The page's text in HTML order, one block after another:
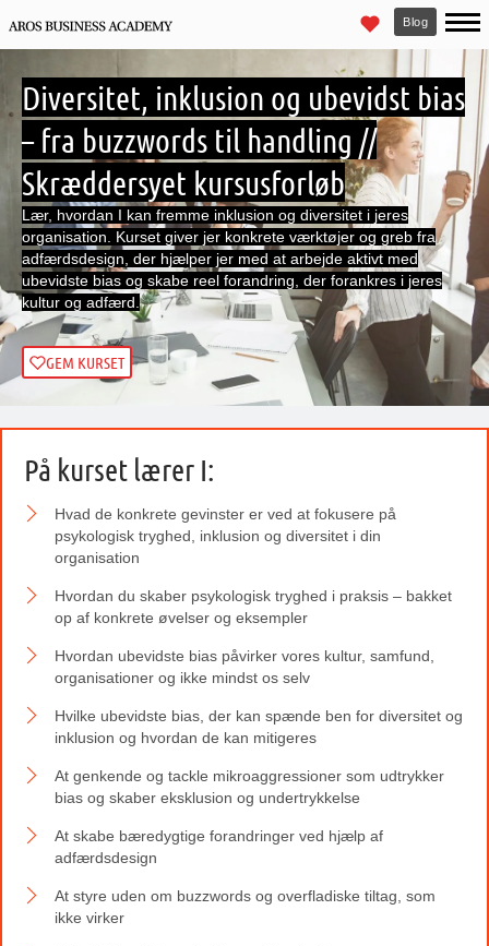
Blog
Diversitet, inklusion og ubevidst bias
– fra buzzwords til handling //
Skræddersyet kursusforløb
Lær, hvordan I kan fremme inklusion og diversitet i jeres
organisation. Kurset giver jer konkrete værktøjer og greb fra
adfærdsdesign, der hjælper jer med at arbejde aktivt med
ubevidste bias og skabe reel forandring, der forankres i jeres
kultur og adfærd.
GEM KURSET
På kurset lærer I:
Hvad de konkrete gevinster er ved at fokusere på
psykologisk tryghed, inklusion og diversitet i din
organisation
Hvordan du skaber psykologisk tryghed i praksis – bakket
op af konkrete øvelser og eksempler
Hvordan ubevidste bias påvirker vores kultur, samfund,
organisationer og ikke mindst os selv
Hvilke ubevidste bias, der kan spænde ben for diversitet og
inklusion og hvordan de kan mitigeres
At genkende og tackle mikroaggressioner som udtrykker
bias og skaber eksklusion og undertrykkelse
At skabe bæredygtige forandringer ved hjælp af
adfærdsdesign
At styre uden om buzzwords og overfladiske tiltag, som
ikke virker